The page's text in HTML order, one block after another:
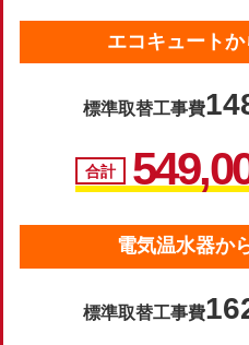
エコキュート
標準取替工事費
合計
電気温水器か
標準取替工事費